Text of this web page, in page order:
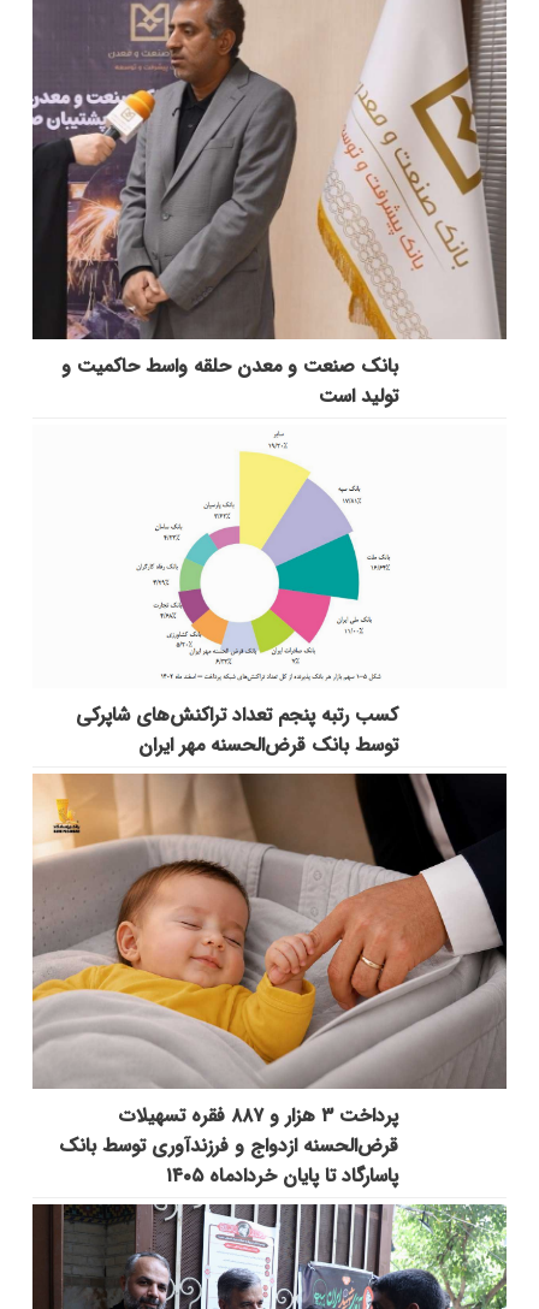
بانك صنعت و معدن حلقه واسط حاكمیت و
تولید است
کسب رتبه پنجم تعداد تراکنش‌های شاپرکی
توسط بانک قرض‌الحسنه مهر ایران
پرداخت ۳ هزار و ۸۸۷ فقره تسهیلات
قرض‌الحسنه ازدواج و فرزندآوری توسط بانک
پاسارگاد تا پایان خردادماه ۱۴۰۵